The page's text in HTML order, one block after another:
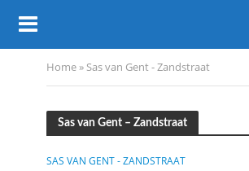
Home» Sas van Gent - Zandstraat
Sas van Gent – Zandstraat
SAS VAN GENT - ZANDSTRAAT